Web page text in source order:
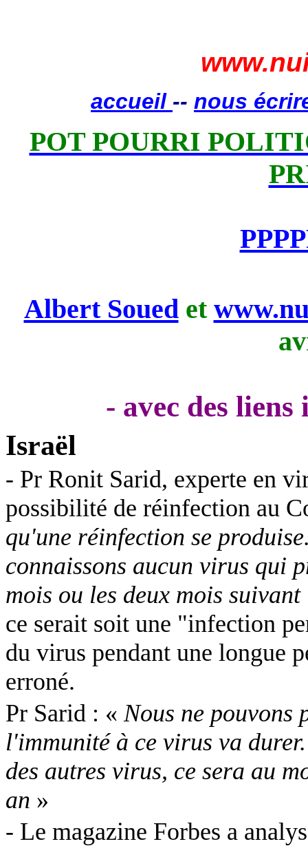
accueil -- nous
POT POURRI
Albert Souedet
- avec des
Israël
- Pr Ronit Sarid, experte en
possibilité de réinfection au
qu'une réinfection se
connaissons aucun virus qui
mois ou les deux mois
ce serait soit une "infection
du virus pendant une longue
erroné.
Pr Sarid : «Nous ne pouvons
l'immunité à ce virus va
des autres virus, ce sera au
an »
- Le magazine Forbes a